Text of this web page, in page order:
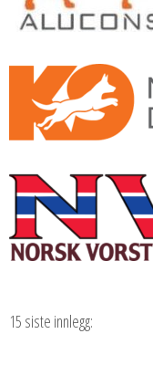
15 siste innlegg: